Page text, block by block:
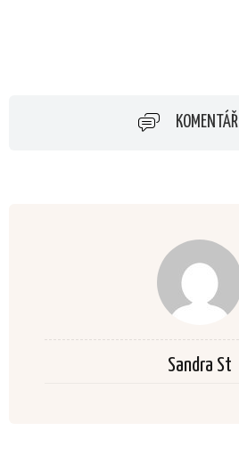
KOMENTÁŘ
Sandra St